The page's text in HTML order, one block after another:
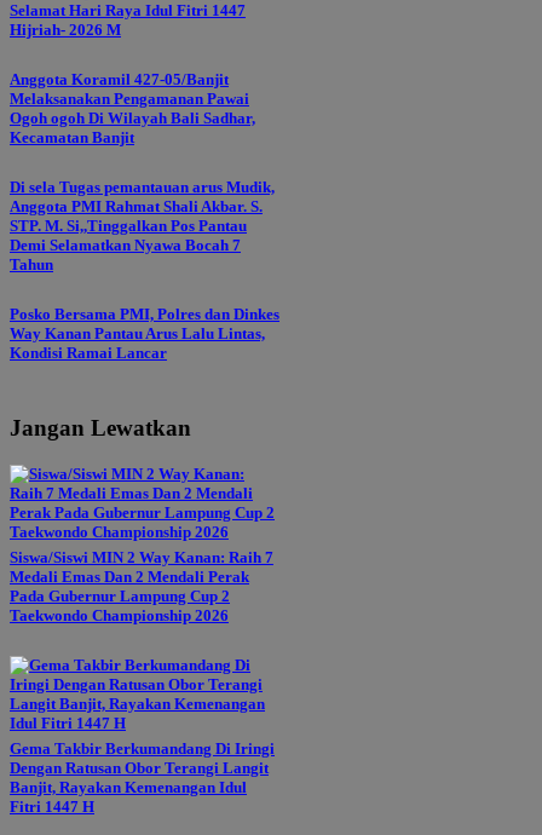
Selamat Hari Raya Idul Fitri 1447
Hijriah- 2026 M
Anggota Koramil 427-05/Banjit
Melaksanakan Pengamanan Pawai
Ogoh ogoh Di Wilayah Bali Sadhar,
Kecamatan Banjit
Di sela Tugas pemantauan arus Mudik,
Anggota PMI Rahmat Shali Akbar. S.
STP. M. Si,,Tinggalkan Pos Pantau
Demi Selamatkan Nyawa Bocah 7
Tahun
Posko Bersama PMI, Polres dan Dinkes
Way Kanan Pantau Arus Lalu Lintas,
Kondisi Ramai Lancar
Jangan Lewatkan
Siswa/Siswi MIN 2 Way Kanan: Raih 7
Medali Emas Dan 2 Mendali Perak
Pada Gubernur Lampung Cup 2
Taekwondo Championship 2026
Gema Takbir Berkumandang Di Iringi
Dengan Ratusan Obor Terangi Langit
Banjit, Rayakan Kemenangan Idul
Fitri 1447 H